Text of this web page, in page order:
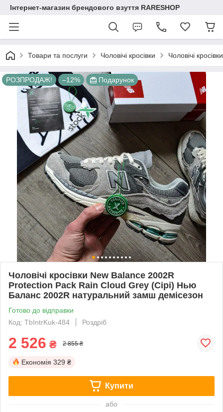
Інтернет-магазин брендового взуття RARESHOP
Товари та послуги Чоловічі кросівки Чоловічі
РОЗПРОДАЖ! –12% Подарунок
Чоловічі кросівки New Balance 2002R
Protection Pack Rain Cloud Grey (Сірі) Нью
Баланс 2002R натуральний замш демісезон
Готово до відправки
Код: TbIntrKuk-484
Роздріб
2 526 ₴ 2 855 ₴
Економія 329 ₴
Купити
або